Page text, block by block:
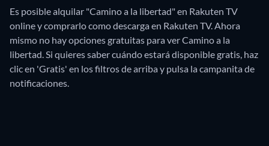
Es posible alquilar "Camino a la libertad" en Rakuten TV
online y comprarlo como descarga en Rakuten TV.Ahora
mismo no hay opciones gratuitas para ver Camino a la
libertad. Si quieres saber cuándo estará disponible gratis, haz
clic en 'Gratis' en los filtros de arriba y pulsa la campanita de
notificaciones.